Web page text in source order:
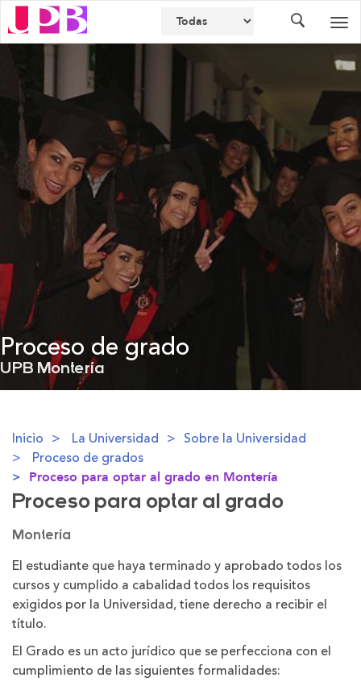
Proceso de grado
UPB Montería
Inicio La Universidad
Sobre la Universidad
Proceso de grados
Proceso para optar al grado en Montería
Proceso para optar al grado
Montería
El estudiante que haya terminado y aprobado todos los
cursos y cumplido a cabalidad todos los requisitos
exigidos por la Universidad, tiene derecho a recibir el
título.
El Grado es un acto jurídico que se perfecciona con el
cumplimiento de las siguientes formalidades: